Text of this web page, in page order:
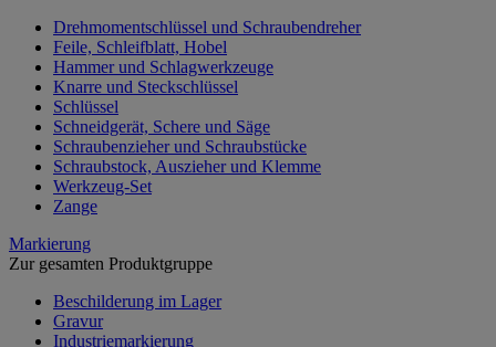
Drehmomentschlüssel und Schraubendreher
Feile, Schleifblatt, Hobel
Hammer und Schlagwerkzeuge
Knarre und Steckschlüssel
Schlüssel
Schneidgerät, Schere und Säge
Schraubenzieher und Schraubstücke
Schraubstock, Auszieher und Klemme
Werkzeug-Set
Zange
Markierung
Zur gesamten Produktgruppe
Beschilderung im Lager
Gravur
Industriemarkierung